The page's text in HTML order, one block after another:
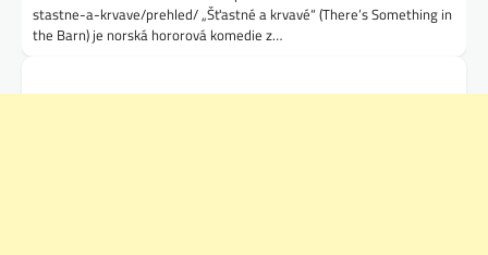
stastne-a-krvave/prehled/ „Šťastné a krvavé“ (There’s Something in
the Barn) je norská hororová komedie z…